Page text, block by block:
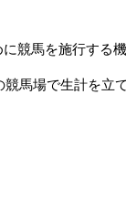
競馬を施行する
馬場で生計を立